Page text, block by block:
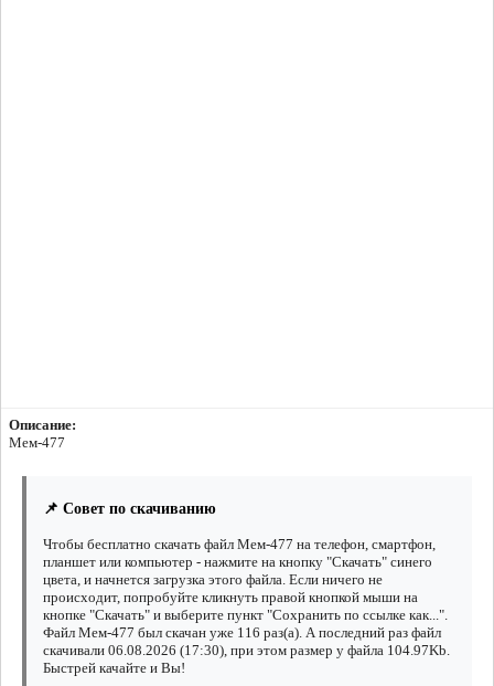
Описание:
Мем-477
📌 Совет по скачиванию
Чтобы бесплатно скачать файл Мем-477 на телефон, смартфон,
планшет или компьютер - нажмите на кнопку "Скачать" синего
цвета, и начнется загрузка этого файла. Если ничего не
происходит, попробуйте кликнуть правой кнопкой мыши на
кнопке "Скачать" и выберите пункт "Сохранить по ссылке как...".
Файл Мем-477 был скачан уже 116 раз(а). А последний раз файл
скачивали 06.08.2026 (17:30), при этом размер у файла 104.97Kb.
Быстрей качайте и Вы!